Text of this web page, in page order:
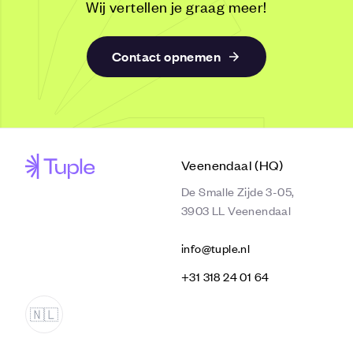
Wij vertellen je graag meer!
Contact opnemen
Veenendaal (HQ)
De Smalle Zijde 3-05,
3903 LL Veenendaal
info@tuple.nl
‭+31 318 24 01 64‬